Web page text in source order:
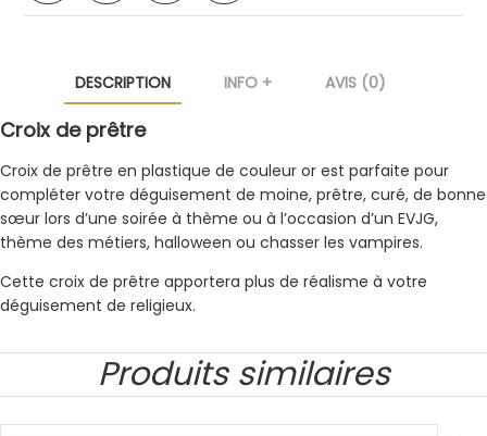
DESCRIPTION INFO + AVIS (0)
Croix de prêtre
Croix de prêtre en plastique de couleur or est parfaite pour
compléter votre déguisement de moine, prêtre, curé, de bonne
sœur lors d’une soirée à thème ou à l’occasion d’un EVJG,
thème des métiers, halloween ou chasser les vampires.
Cette croix de prêtre apportera plus de réalisme à votre
déguisement de religieux.
Produits similaires